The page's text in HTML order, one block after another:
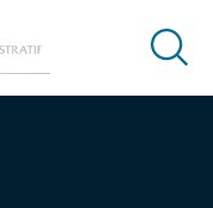
Ouvrir